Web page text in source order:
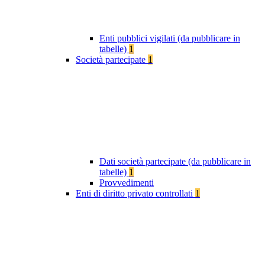
Enti pubblici vigilati (da pubblicare in
tabelle) 1
Società partecipate 1
Dati società partecipate (da pubblicare in
tabelle) 1
Provvedimenti
Enti di diritto privato controllati 1